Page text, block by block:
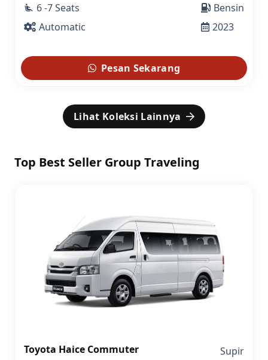
airline_seat_recline_extra 6 -7 Seats
Automatic
Bensin
2023
Pesan Sekarang
Lihat Koleksi Lainnya
Top Best Seller Group Traveling
Toyota Haice Commuter Supir